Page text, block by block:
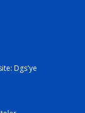
Dgs'ye